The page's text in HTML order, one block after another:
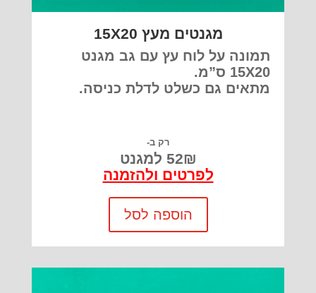
מגנטים מעץ 15X20
תמונה על לוח עץ עם גב מגנט
15X20 ס”מ.
מתאים גם כשלט לדלת כניסה.
רק ב-
52₪ למגנט
לפרטים ולהזמנה
הוספה לסל